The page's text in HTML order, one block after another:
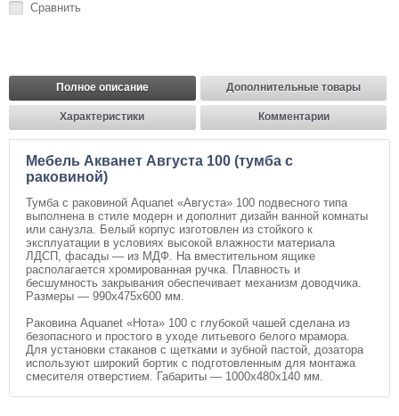
Сравнить
Полное описание Дополнительные товары
Характеристики Комментарии
Мебель Акванет Августа 100 (тумба с
раковиной)
Тумба с раковиной Aquanet «Августа» 100 подвесного типа
выполнена в стиле модерн и дополнит дизайн ванной комнаты
или санузла. Белый корпус изготовлен из стойкого к
эксплуатации в условиях высокой влажности материала
ЛДСП, фасады — из МДФ. На вместительном ящике
располагается хромированная ручка. Плавность и
бесшумность закрывания обеспечивает механизм доводчика.
Размеры — 990х475х600 мм.
Раковина Aquanet «Нота» 100 с глубокой чашей сделана из
безопасного и простого в уходе литьевого белого мрамора.
Для установки стаканов с щетками и зубной пастой, дозатора
используют широкий бортик с подготовленным для монтажа
смесителя отверстием. Габариты — 1000х480х140 мм.